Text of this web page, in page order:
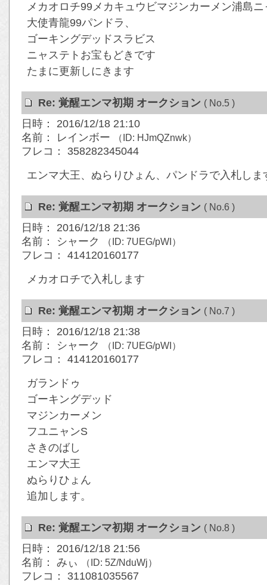
メカオロチ99メカキュウビマジンカーメン浦島
大使青龍99パンドラ、
ゴーキングデッドスラビス
ニャステトお宝もどきです
たまに更新しにきます
Re: 覚醒エンマ初期 オークション ( No.5 )
日時： 2016/12/18 21:10
名前： レインボー
（ID: HJmQZnwk）
フレコ： 358282345044
エンマ大王、ぬらりひょん、パンドラで入札しま
Re: 覚醒エンマ初期 オークション ( No.6 )
日時： 2016/12/18 21:36
名前： シャーク
（ID: 7UEG/pWI）
フレコ： 414120160177
メカオロチで入札します
Re: 覚醒エンマ初期 オークション ( No.7 )
日時： 2016/12/18 21:38
名前： シャーク
（ID: 7UEG/pWI）
フレコ： 414120160177
ガランドゥ
ゴーキングデッド
マジンカーメン
フユニャンS
さきのばし
エンマ大王
ぬらりひょん
追加します。
Re: 覚醒エンマ初期 オークション ( No.8 )
日時： 2016/12/18 21:56
名前： みぃ
（ID: 5Z/NduWj）
フレコ： 311081035567